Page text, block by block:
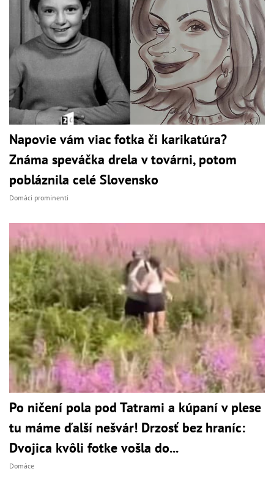
Napovie vám viac fotka či karikatúra?
Známa speváčka drela v továrni, potom
pobláznila celé Slovensko
Domáci prominenti
Po ničení pola pod Tatrami a kúpaní v plese
tu máme ďalší nešvár! Drzosť bez hraníc:
Dvojica kvôli fotke vošla do...
Domáce